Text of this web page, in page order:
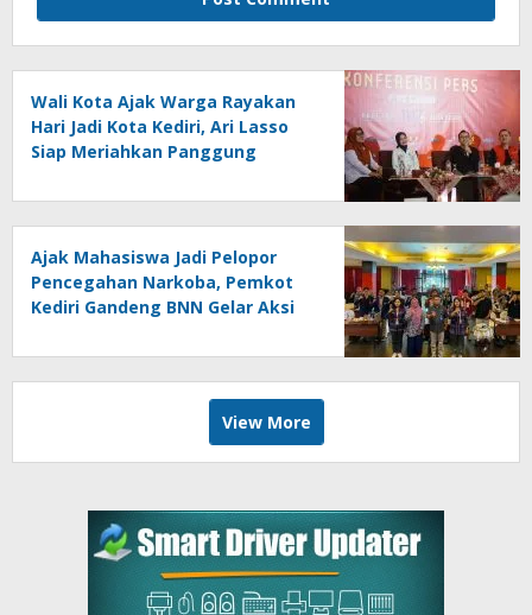
Wali Kota Ajak Warga Rayakan
Hari Jadi Kota Kediri, Ari Lasso
Siap Meriahkan Panggung
Ajak Mahasiswa Jadi Pelopor
Pencegahan Narkoba, Pemkot
Kediri Gandeng BNN Gelar Aksi
View More